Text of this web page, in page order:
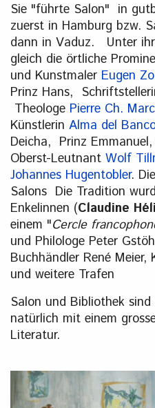
Sie "führte Salon" in
zuerst in Hamburg bzw.
dann in Vaduz. Unter
gleich die örtliche
und Kunstmaler Eugen
Prinz Hans,
Theologe Pierre Ch.
Künstlerin Alma del
Deicha, Prinz Emmanuel,
Oberst-Leutnant Wolf
Johannes Hugentobler.
Salons Die Tradition
Enkelinnen (Claudine
einem "Cercle
und Philologe Peter
Buchhändler René
und weitere Trafen
Salon und Bibliothek
natürlich mit einem
Literatur.